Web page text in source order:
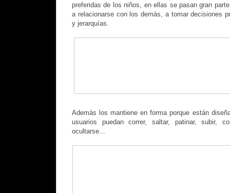
preferidas de los niños, en ellas se pasan gran
a relacionarse con los demás, a tomar decisiones
y jerarquías.
Además los mantiene en forma porque están
usuarios puedan correr, saltar, patinar, subir,
ocultarse...